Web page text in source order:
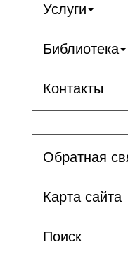
Услуги
Библиотека
Контакты
Обратная
Карта сайта
Поиск